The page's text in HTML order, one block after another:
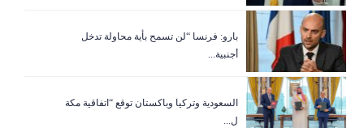
بارو: فرنسا “لن تسمح بأية محاولة تدخل
أجنبية...
السعودية وتركيا وباكستان توقع “اتفاقية مكة
ل...